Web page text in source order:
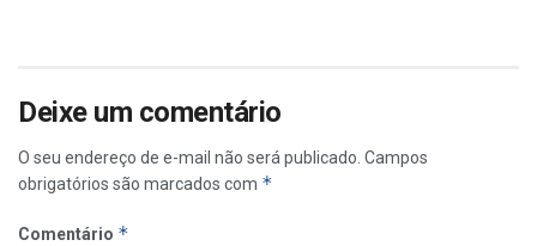
Deixe um comentário
O seu endereço de e-mail não será publicado. Campos
obrigatórios são marcados com *
Comentário *